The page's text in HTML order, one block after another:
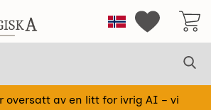
for NostalgiskaNorge Mine
oversatt av en litt for ivrig AI – vi